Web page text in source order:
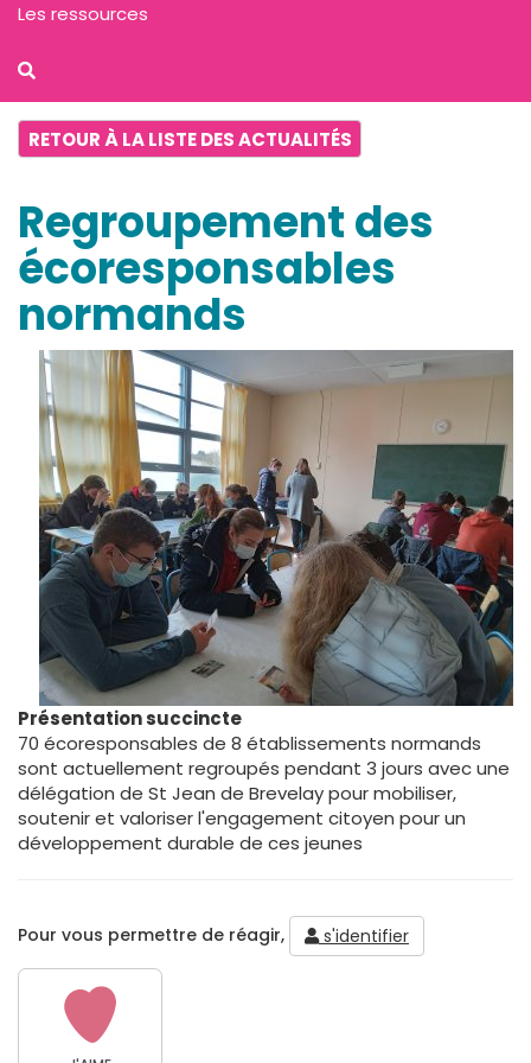
RETOUR À LA LISTE DES ACTUALITÉS
Regroupement des
écoresponsables
normands
Présentation succincte
70 écoresponsables de 8 établissements normands
sont actuellement regroupés pendant 3 jours avec une
délégation de St Jean de Brevelay pour mobiliser,
soutenir et valoriser l'engagement citoyen pour un
développement durable de ces jeunes
Pour vous permettre de réagir, s'identifier
Les ressources